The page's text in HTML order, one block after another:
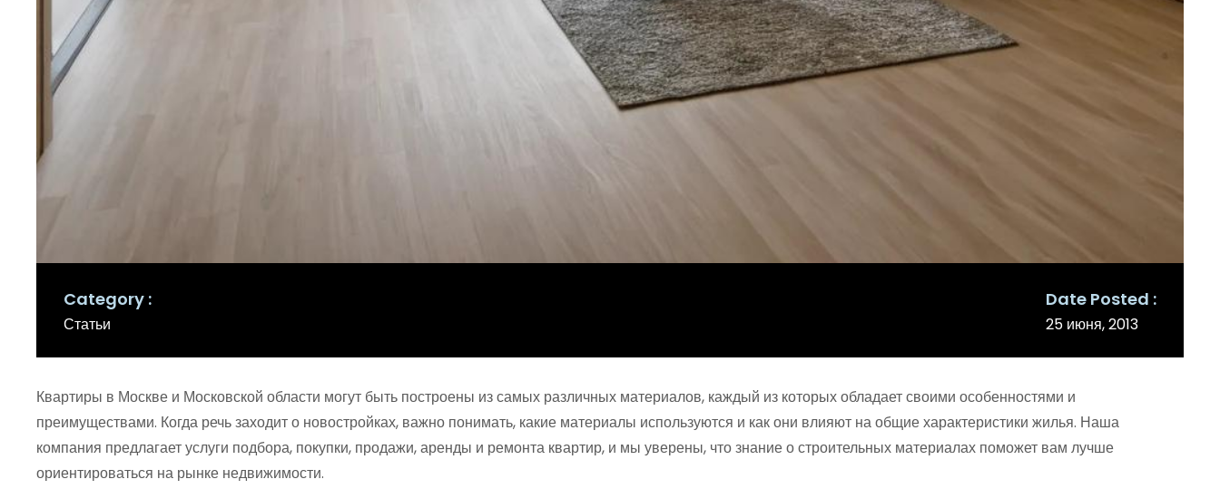
Category
Статьи
Date Posted
25 июня, 2013
Квартиры в Москве и Московской области могут быть построены из самых различных материалов, каждый из которых обладает своими особенностями и
преимуществами. Когда речь заходит о новостройках, важно понимать, какие материалы используются и как они влияют на общие характеристики жилья. Наша
компания предлагает услуги подбора, покупки, продажи, аренды и ремонта квартир, и мы уверены, что знание о строительных материалах поможет вам лучше
ориентироваться на рынке недвижимости.